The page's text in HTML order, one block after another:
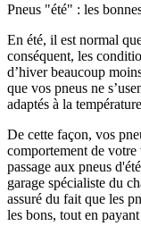
Pneus "été" : les
En été, il est normal
conséquent, les
d’hiver beaucoup
que vos pneus ne
adaptés à la
De cette façon, vos
comportement de
passage aux pneus
garage spécialiste du
assuré du fait que les
les bons, tout en